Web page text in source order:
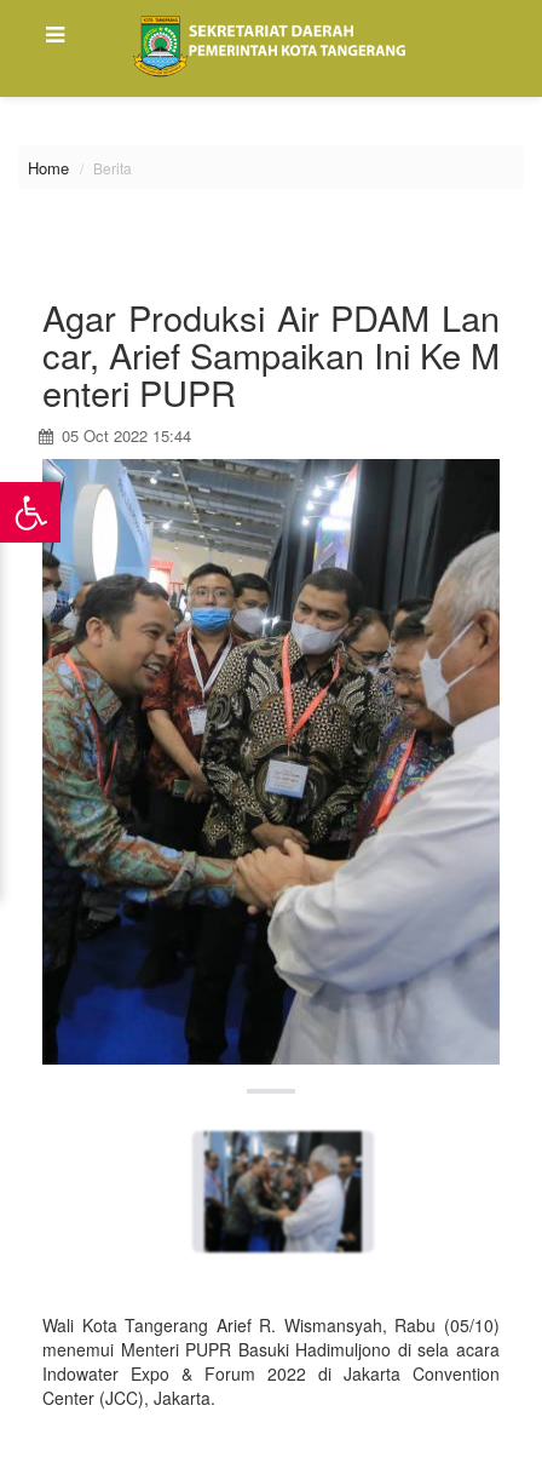
Home Berita
Agar Produksi Air PDAM Lan
car, Arief Sampaikan Ini Ke M
enteri PUPR
05 Oct 2022 15:44
Wali Kota Tangerang Arief R. Wismansyah, Rabu (05/10)
menemui Menteri PUPR Basuki Hadimuljono di sela acara
Indowater Expo & Forum 2022 di Jakarta Convention
Center (JCC), Jakarta.